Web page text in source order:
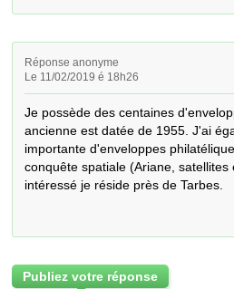
Réponse anonyme
Le 11/02/2019 é 18h26
Je possède des centaines
ancienne est datée de 1955. J'ai
importante d'enveloppes
conquête spatiale (Ariane, satellites
intéressé je réside près de Tarbes.
Publiez votre réponse